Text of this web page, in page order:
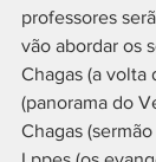
professores
vão abordar os
Chagas (a volta
(panorama do
Chagas